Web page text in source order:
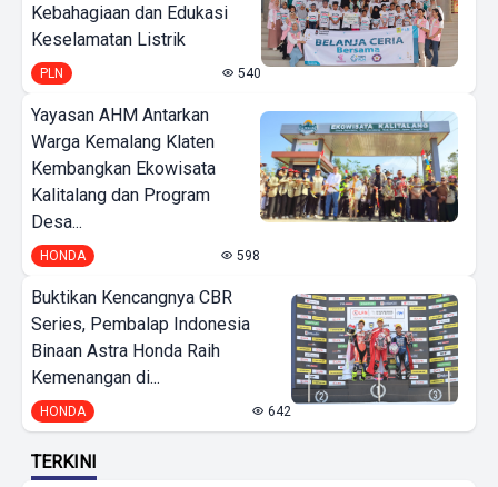
Kebahagiaan dan Edukasi
Keselamatan Listrik
PLN 540
Yayasan AHM Antarkan
Warga Kemalang Klaten
Kembangkan Ekowisata
Kalitalang dan Program
Desa...
HONDA 598
Buktikan Kencangnya CBR
Series, Pembalap Indonesia
Binaan Astra Honda Raih
Kemenangan di...
HONDA 642
TERKINI